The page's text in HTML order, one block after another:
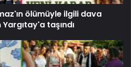
ölümüyle ilgili dava
taşındı